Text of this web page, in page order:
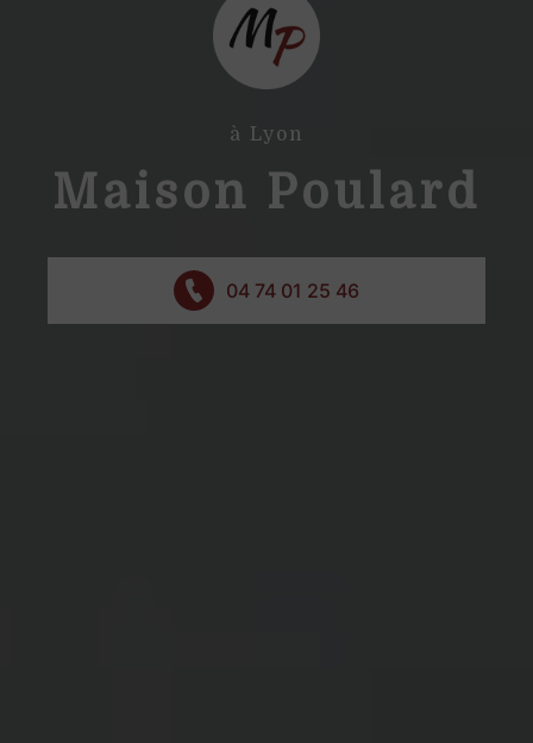
à Lyon
Maison Poulard
04 74 01 25 46